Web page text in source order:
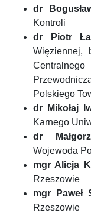
dr
Kontroli
dr Piotr
Więziennej,
Polskiego
dr Mikołaj
Karnego
dr
Wojewoda
mgr Alicja
Rzeszowie
mgr Paweł
Rzeszowie